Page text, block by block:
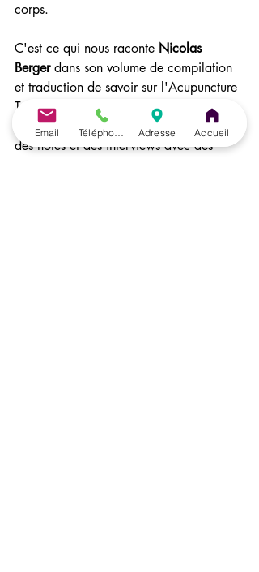
corps.
C'est ce qui nous raconte Nicolas
Berger dans son volume de compilation
et traduction de savoir sur l'Acupuncture
Tung, directement collecté à
Taiwan
pendant des années à partir des travaux,
des notes et des interviews avec des
Email Adresse Accueil